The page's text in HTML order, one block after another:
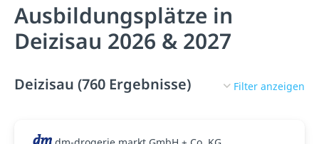
Ausbildungsplätze in
Deizisau 2026 & 2027
Deizisau (760 Ergebnisse) Filter anzeigen